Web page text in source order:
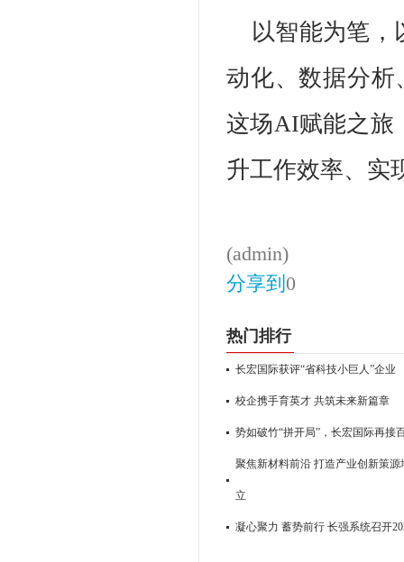
以智能为笔，
动化、数据分
这场AI赋能之旅
升工作效率、实
(admin)
分享到 0
热门排行
长宏国际获评“省科技小巨人”企业
校企携手育英才 共筑未来新篇章
势如破竹“拼开局”，长宏国际再接
聚焦新材料前沿 打造产业创新策
立
凝心聚力 蓄势前行 长强系统召开